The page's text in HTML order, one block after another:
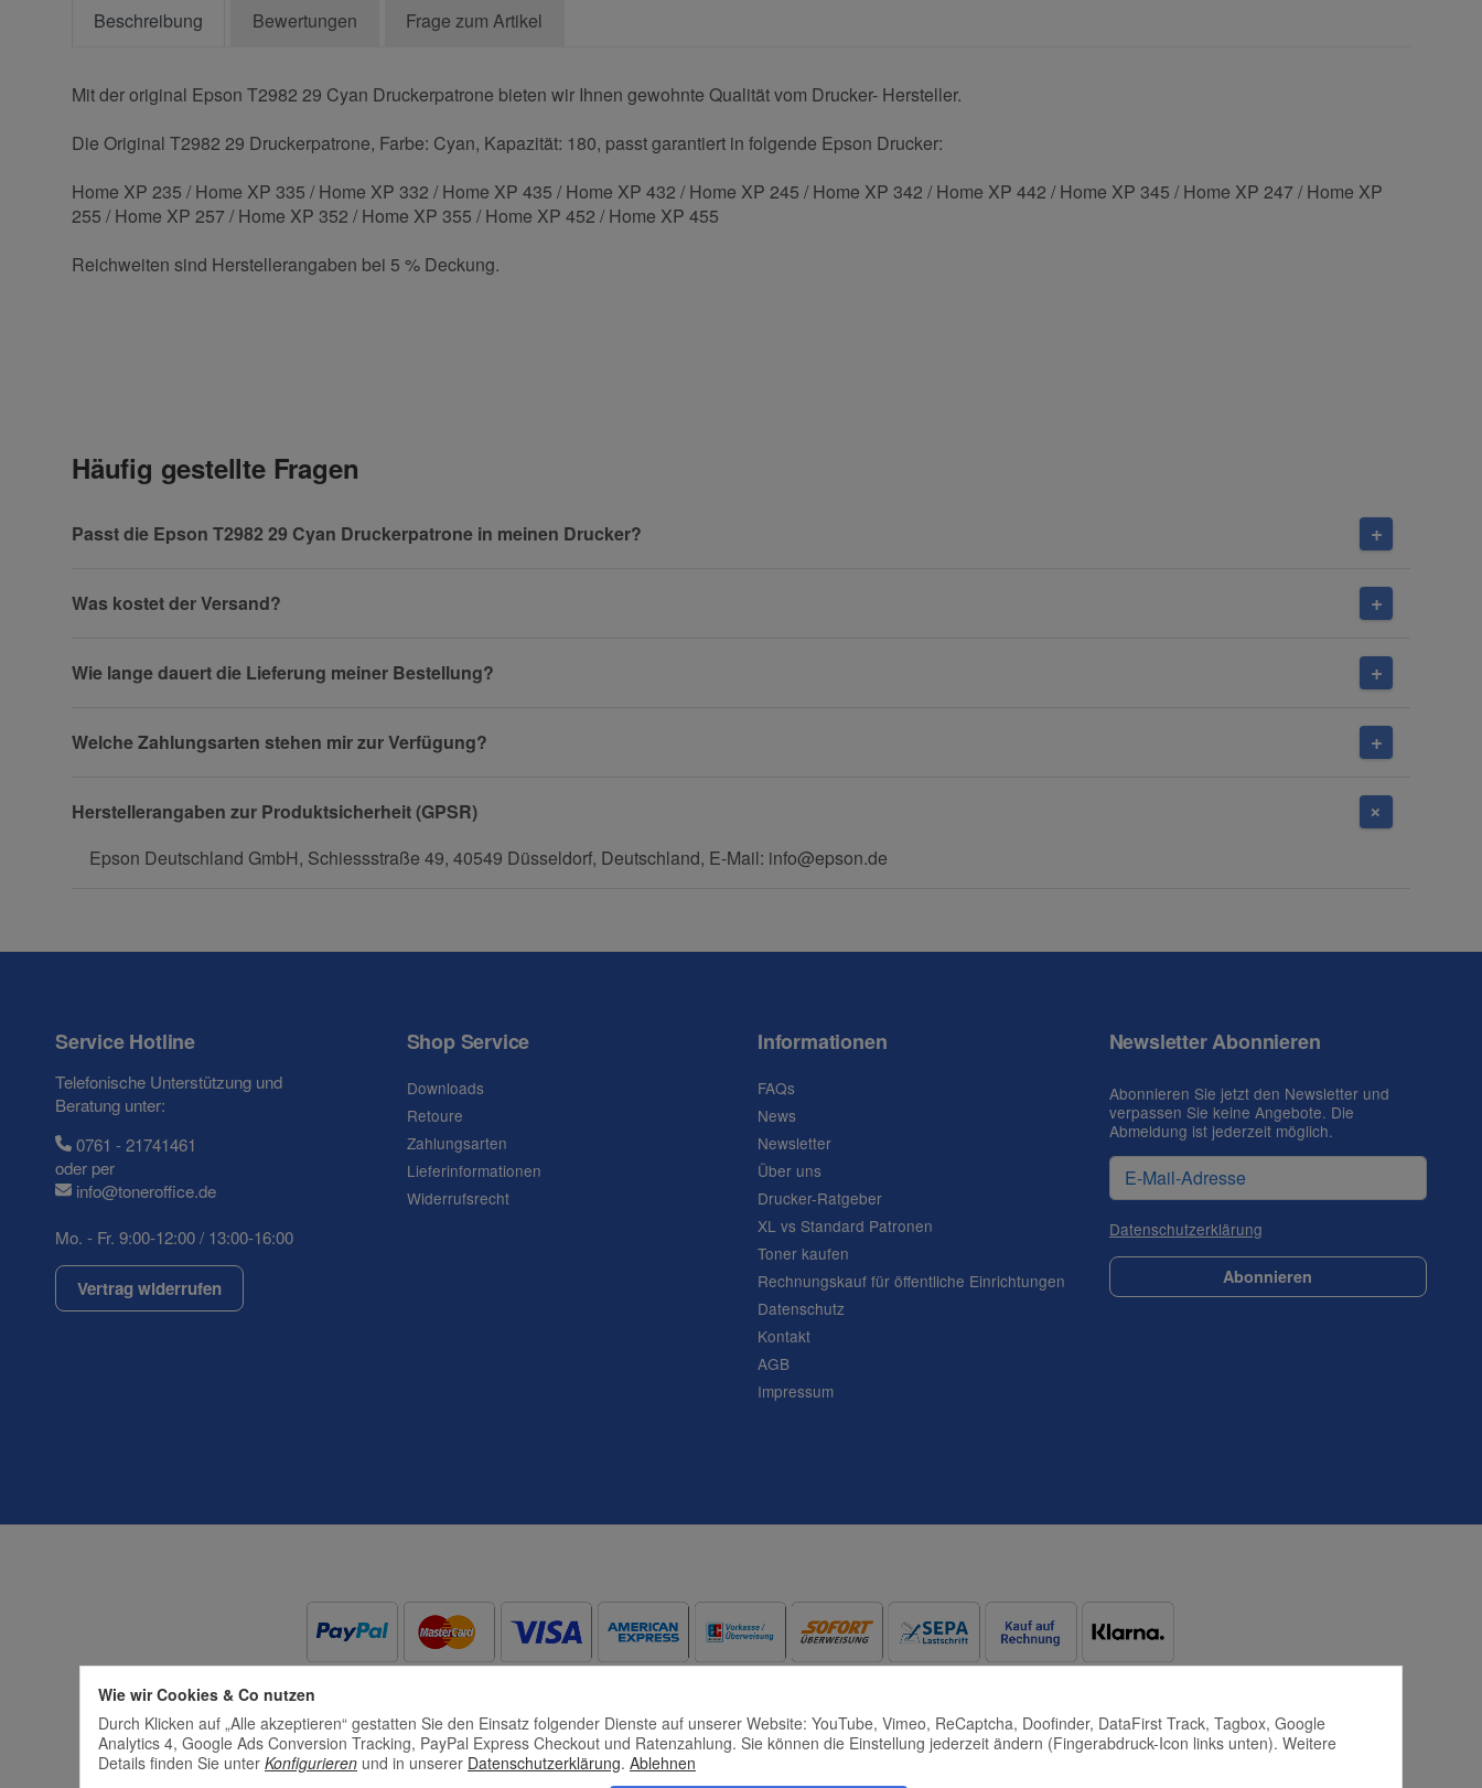
Beschreibung Bewertungen Frage zum Artikel
Mit der original Epson T2982 29 Cyan Druckerpatrone bieten wir Ihnen gewohnte Qualität vom Drucker- Hersteller.
Die Original T2982 29 Druckerpatrone, Farbe: Cyan, Kapazität: 180, passt garantiert in folgende Epson Drucker:
Home XP 235 / Home XP 335 / Home XP 332 / Home XP 435 / Home XP 432 / Home XP 245 / Home XP 342 / Home XP 442 / Home XP 345 / Home XP 247 / Home XP
255 / Home XP 257 / Home XP 352 / Home XP 355 / Home XP 452 / Home XP 455
Reichweiten sind Herstellerangaben bei 5 % Deckung.
Telefon
Fax
Ihre Frage
Häufig gestellte Fragen
Passt die Epson T2982 29 Cyan Druckerpatrone in meinen Drucker?
Was kostet der Versand?
Wie lange dauert die Lieferung meiner Bestellung?
Welche Zahlungsarten stehen mir zur Verfügung?
Herstellerangaben zur Produktsicherheit (GPSR)
Epson Deutschland GmbH, Schiessstraße 49, 40549 Düsseldorf, Deutschland, E-Mail: info@epson.de
Service Hotline
Telefonische Unterstützung und
Beratung unter:
0761 - 21741461
oder per
info@toneroffice.de
Mo. - Fr. 9:00-12:00 / 13:00-16:00
Vertrag widerrufen
Shop Service
Downloads
Retoure
Zahlungsarten
Lieferinformationen
Widerrufsrecht
Informationen
FAQs
News
Newsletter
Über uns
Drucker-Ratgeber
XL vs Standard Patronen
Toner kaufen
Rechnungskauf für öffentliche Einrichtungen
Datenschutz
Kontakt
AGB
Impressum
Newsletter Abonnieren
Abonnieren Sie jetzt den Newsletter und
verpassen Sie keine Angebote. Die
Abmeldung ist jederzeit möglich.
Datenschutzerklärung
Abonnieren
Wie wir Cookies & Co nutzen
Durch Klicken auf „Alle akzeptieren“ gestatten Sie den Einsatz folgender Dienste auf unserer Website: YouTube, Vimeo, ReCaptcha, Doofinder, DataFirst Track, Tagbox, Google
Analytics 4, Google Ads Conversion Tracking, PayPal Express Checkout und Ratenzahlung. Sie können die Einstellung jederzeit ändern (Fingerabdruck-Icon links unten). Weitere
Details finden Sie unter Konfigurieren und in unserer Datenschutzerklärung. Ablehnen